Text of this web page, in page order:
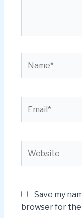
Save my
browser for